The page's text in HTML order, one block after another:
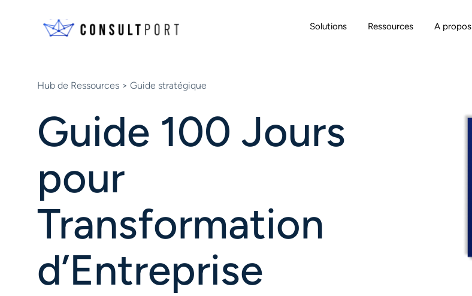
Solutions Ressources A propos
Hub de Ressources > Guide stratégique
Guide 100 Jours
pour
Transformation
d’Entreprise